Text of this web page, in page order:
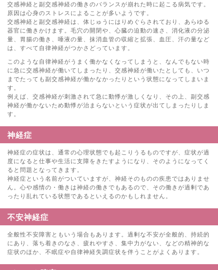
交感神経と副交感神経の働きのバランスが崩れた時に起こる病気です。
原因は心身のストレスによることが多いようです。
交感神経と副交感神経は、体じゅうにはりめぐらされており、あらゆる
器官に働きかけます。毛穴の開閉や、心臓の迫動の速さ、消化液の分泌
量、胃腸の働き、唾液の量、抹消血管の収縮と拡張、血圧、汗の量など
は、すべて自律神経がつかさどっています。
このような自律神経がうまく働かなくなってしまうと、なんでもない時
に急に交感神経が働いてしまったり、交感神経が働いたとしても、いつ
までたっても副交感神経が働かなかったりという状態になってしまいま
す。
例えば、交感神経が刺激されて急に動悸が激しくなり、その上、副交感
神経が働かないため動悸が治まらないという症状が出てしまったりしま
す。
神経症
神経症の症状は、通常の心理状態でも起こりうるものですが、症状が過
度になると仕事や生活に支障をきたすようになり、そのようになってく
ると問題となってきます。
神経症という名前がついていますが、神経そのものの疾患ではありませ
ん。心や感情の・働きは神経の働きでもあるので、その働きが過剰であ
ったり乱れている状態であるといえるのかもしれません。
不安神経症
全般性不安障害ともいう場合もあります。過剰な不安が全般的、持続的
にあり、落ち着きのなさ、疲れやすさ、集中力がない、などの精神的な
症状のほか、不眠症や自律神経失調症状を伴うことがよくあります。